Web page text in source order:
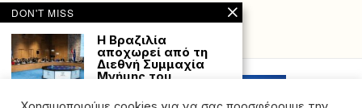
Powered with by Hostville”)
DON'T MISS
Η Βραζιλία
αποχωρεί από τη
Διεθνή Συμμαχία
Μνήμης του
(IHRA)